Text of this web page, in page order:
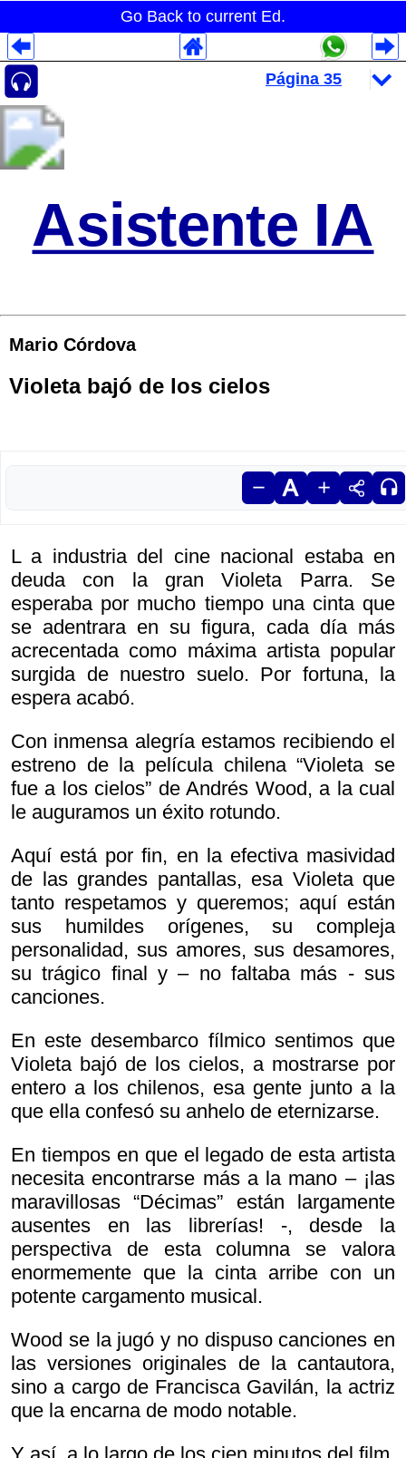
Go Back to current Ed.
Asistente IA
Mario Córdova
Violeta bajó de los cielos
L a industria del cine nacional estaba en
deuda con la gran Violeta Parra. Se
esperaba por mucho tiempo una cinta que
se adentrara en su figura, cada día más
acrecentada como máxima artista popular
surgida de nuestro suelo. Por fortuna, la
espera acabó.
Con inmensa alegría estamos recibiendo el
estreno de la película chilena “Violeta se
fue a los cielos” de Andrés Wood, a la cual
le auguramos un éxito rotundo.
Aquí está por fin, en la efectiva masividad
de las grandes pantallas, esa Violeta que
tanto respetamos y queremos; aquí están
sus humildes orígenes, su compleja
personalidad, sus amores, sus desamores,
su trágico final y – no faltaba más - sus
canciones.
En este desembarco fílmico sentimos que
Violeta bajó de los cielos, a mostrarse por
entero a los chilenos, esa gente junto a la
que ella confesó su anhelo de eternizarse.
En tiempos en que el legado de esta artista
necesita encontrarse más a la mano – ¡las
maravillosas “Décimas” están largamente
ausentes en las librerías! -, desde la
perspectiva de esta columna se valora
enormemente que la cinta arribe con un
potente cargamento musical.
Wood se la jugó y no dispuso canciones en
las versiones originales de la cantautora,
sino a cargo de Francisca Gavilán, la actriz
que la encarna de modo notable.
Despliegues Analytics
Despliegues Totales
Despliegues por Rubros